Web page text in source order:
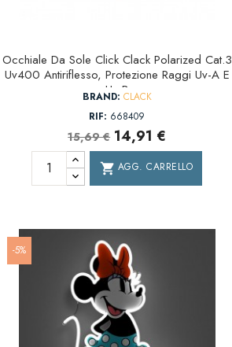
Occhiale Da Sole Click Clack Polarized Cat.3
Uv400 Antiriflesso, Protezione Raggi Uv-A E
Uv-B
BRAND: CLACK
RIF: 668409
15,69 € 14,91 €
shopping_cart AGG. CARRELLO
-5%